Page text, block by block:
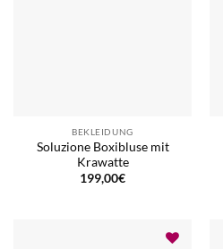
BEKLEIDUNG
Soluzione Boxibluse mit
Krawatte
199,00€